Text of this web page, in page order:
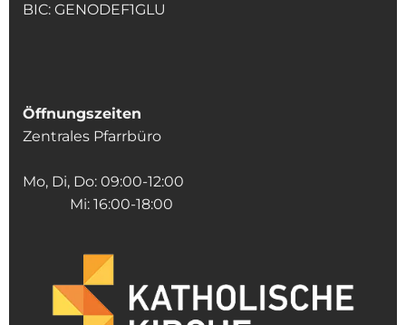
BIC: GENODEF1GLU
Öffnungszeiten
Zentrales Pfarrbüro
Mo, Di, Do: 09:00-12:00
Mi: 16:00-18:00